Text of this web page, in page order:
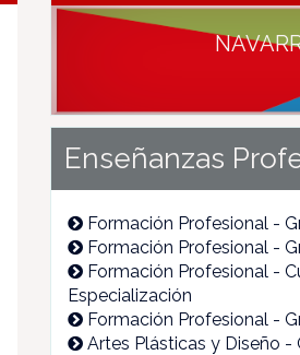
Enseñanzas
Formación Profesional -
Formación Profesional -
Formación Profesional -
Especialización
Formación Profesional -
Artes Plásticas y Diseño -